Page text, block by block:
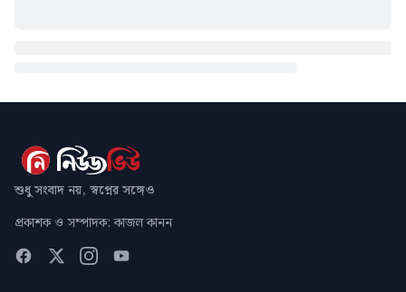
শুধু সংবাদ নয়, স্বপ্নের সঙ্গেও
প্রকাশক ও সম্পাদক: কাজল কানন